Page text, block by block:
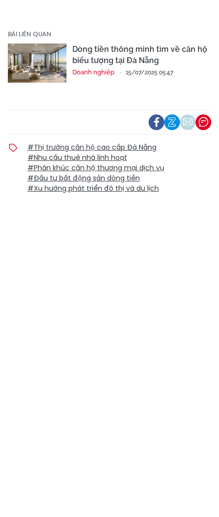
BÀI LIÊN QUAN
Dòng tiền thông minh tìm về căn hộ
biểu tượng tại Đà Nẵng
Doanh nghiệp 15/07/2025 05:47
#Thị trường căn hộ cao cấp Đà Nẵng
#Nhu cầu thuê nhà linh hoạt
#Phân khúc căn hộ thương mại dịch vụ
#Đầu tư bất động sản dòng tiền
#Xu hướng phát triển đô thị và du lịch